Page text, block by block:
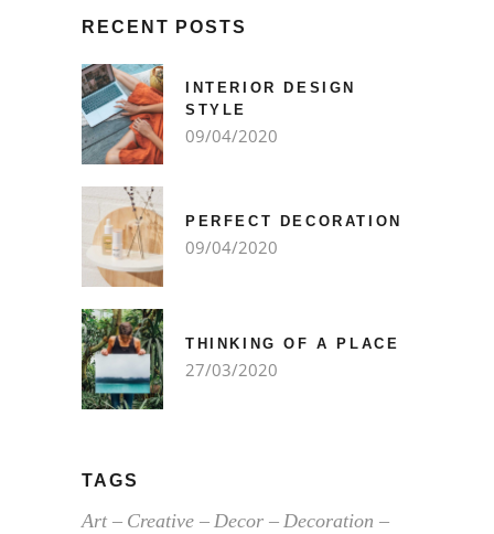
RECENT POSTS
INTERIOR DESIGN
STYLE
09/04/2020
PERFECT DECORATION
09/04/2020
THINKING OF A PLACE
27/03/2020
TAGS
Art Creative Decor
Decoration